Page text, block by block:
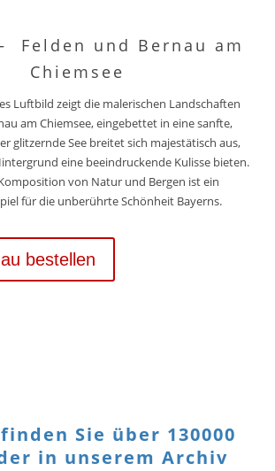
Felden und Bernau am
Chiemsee
Luftbild zeigt die malerischen Landschaften
am Chiemsee, eingebettet in eine sanfte,
glitzernde See breitet sich majestätisch aus,
eine beeindruckende Kulisse bieten.
von Natur und Bergen ist ein
für die unberührte Schönheit Bayerns.
bestellen
Sie über 130000
in unserem Archiv